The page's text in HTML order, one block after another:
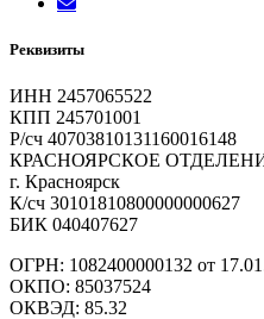
Реквизиты
ИНН 2457065522
КПП 245701001
Р/сч 40703810131160016148
КРАСНОЯРСКОЕ
г. Красноярск
К/сч 30101810800000000627
БИК 040407627
ОГРН: 1082400000132 от
ОКПО: 85037524
ОКВЭД: 85.32